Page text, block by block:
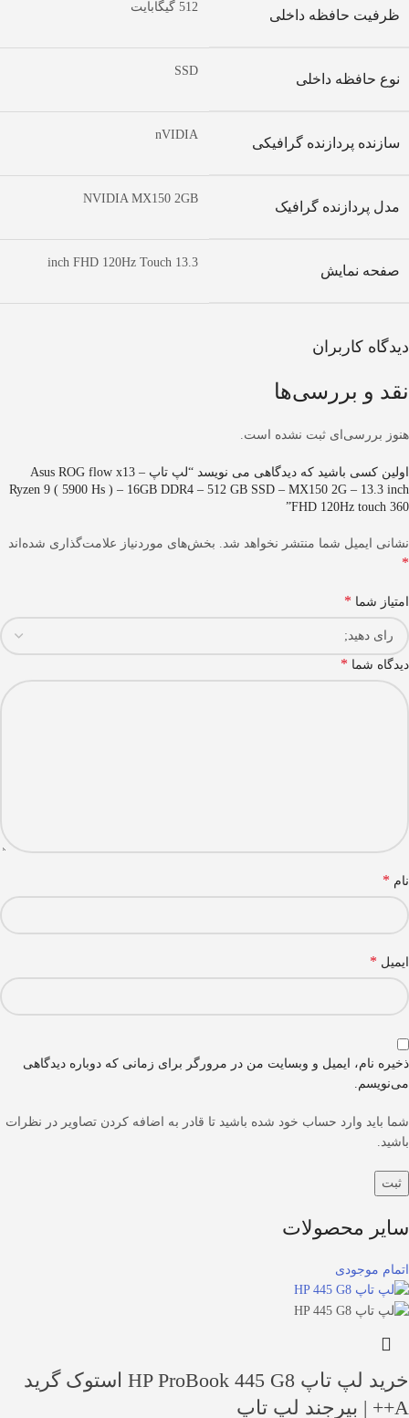
ظرفیت حافظه داخلی
512 گیگابایت
نوع حافظه داخلی
SSD
سازنده پردازنده گرافیکی
nVIDIA
مدل پردازنده گرافیک
NVIDIA MX150 2GB
صفحه نمایش
13.3 inch FHD 120Hz Touch
دیدگاه کاربران
نقد و بررسی‌ها
هنوز بررسی‌ای ثبت نشده است.
اولین کسی باشید که دیدگاهی می نویسد “لپ تاپ Asus ROG flow x13 –
Ryzen 9 ( 5900 Hs ) – 16GB DDR4 – 512 GB SSD – MX150 2G – 13.3 inch
FHD 120Hz touch 360”
نشانی ایمیل شما منتشر نخواهد شد. بخش‌های موردنیاز علامت‌گذاری شده‌اند
*
امتیاز شما *
دیدگاه شما *
نام *
ایمیل *
ذخیره نام، ایمیل و وبسایت من در مرورگر برای زمانی که دوباره دیدگاهی
می‌نویسم.
شما باید وارد حساب خود شده باشید تا قادر به اضافه کردن تصاویر در نظرات
باشید.
سایر محصولات
اتمام موجودی
خرید لپ تاپ HP ProBook 445 G8 استوک گرید
A++ | بیرجند لپ تاپ